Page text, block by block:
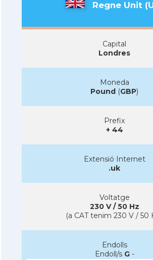
Regne Unit
Capital
Londres
Moneda
Pound (GBP)
Prefix
+ 44
Extensió Internet
.uk
Voltatge
230 V / 50 Hz
(a CAT tenim 230 V / 50
Endolls
Endoll/s G-